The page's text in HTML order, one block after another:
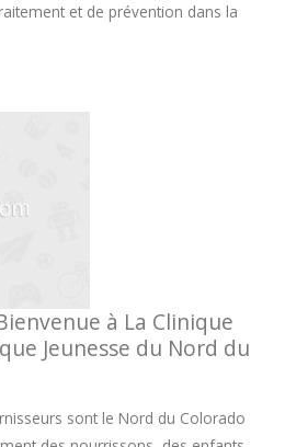
et de prévention dans la
à La Clinique
Jeunesse du Nord du
sont le Nord du Colorado